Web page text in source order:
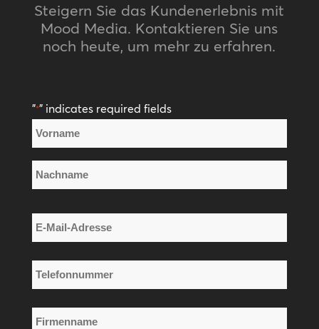
Steigern Sie das Kundenerlebnis mit
Mood Media. Kontaktieren Sie uns
noch heute, um mehr zu erfahren.
"*" indicates required fields
Name
*
E-
Mail-
Adresse
Telefonnummer
*
Firmenname